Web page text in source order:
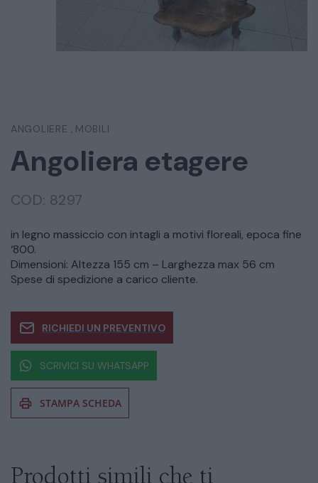
ANGOLIERE , MOBILI
Angoliera etagere
COD: 8297
in legno massiccio con intagli a motivi floreali, epoca fine
‘800.
Dimensioni: Altezza 155 cm – Larghezza max 56 cm
Spese di spedizione a carico cliente.
RICHIEDI UN PREVENTIVO
SCRIVICI SU WHATSAPP
STAMPA SCHEDA
esitate a chiedere informazioni